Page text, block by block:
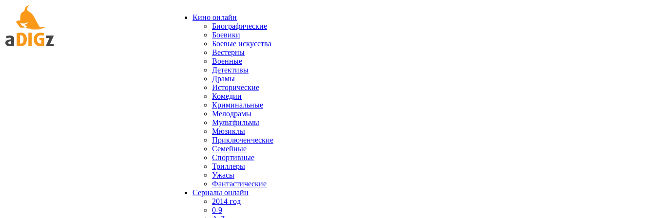
Кино онлайн
Биографические
Боевики
Боевые искусства
Вестерны
Военные
Детективы
Драмы
Исторические
Комедии
Криминальные
Мелодрамы
Мультфильмы
Мюзиклы
Приключенческие
Семейные
Спортивные
Триллеры
Ужасы
Фантастические
Сериалы онлайн
2014 год
0-9